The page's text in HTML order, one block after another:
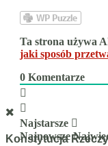
Ta strona używa
jaki sposób
0 Komentarze
Najstarsze
Najnowsze
Konstytucja